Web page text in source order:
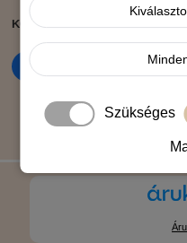
Szükséges
KÖZÖSSÉGI ÉLET